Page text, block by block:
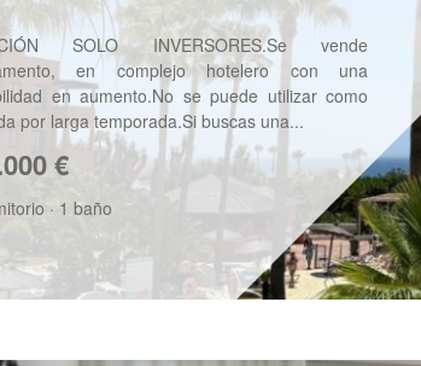
SOLO INVERSORES.Se vende
en complejo hotelero con una
en aumento.No se puede utilizar como
por larga temporada.Si buscas una...
€
· 1 baño